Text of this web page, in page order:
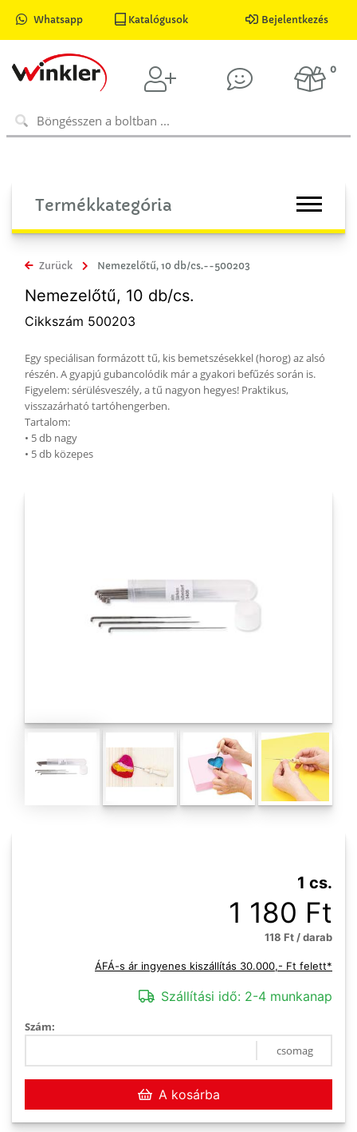
Whatsapp Katalógusok Bejelentkezés
0
Termékkategória
Zurück Nemezelőtű, 10 db/cs.--500203
Nemezelőtű, 10 db/cs.
Cikkszám 500203
Egy speciálisan formázott tű, kis bemetszésekkel (horog) az alsó
részén. A gyapjú gubancolódik már a gyakori befűzés során is.
Figyelem: sérülésveszély, a tű nagyon hegyes! Praktikus,
visszazárható tartóhengerben.
Tartalom:
• 5 db nagy
• 5 db közepes
1 cs.
1 180 Ft
118 Ft / darab
ÁFÁ-s ár ingyenes kiszállítás 30.000,- Ft felett*
Szállítási idő: 2-4 munkanap
Szám:
csomag
A kosárba